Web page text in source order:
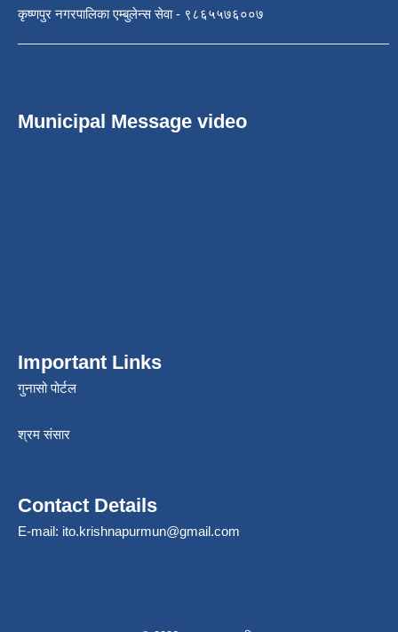
कृष्णपुर नगरपालिका एम्बुलेन्स सेवा - ९८६५५७६००७
Municipal Message video
Important Links
गुनासो पोर्टल
श्रम संसार
Contact Details
E-mail: ito.krishnapurmun@gmail.com